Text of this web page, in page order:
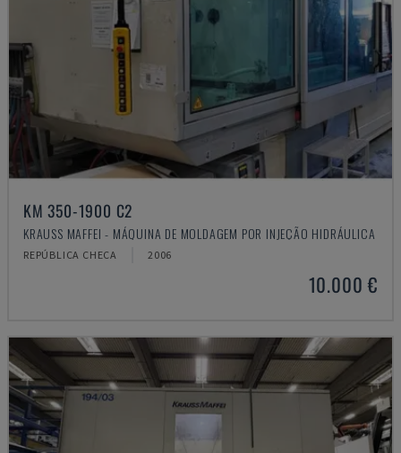
KM 350-1900 C2
KRAUSS MAFFEI - MÁQUINA DE MOLDAGEM POR INJEÇÃO HIDRÁULICA
REPÚBLICA CHECA 2006
10.000 €